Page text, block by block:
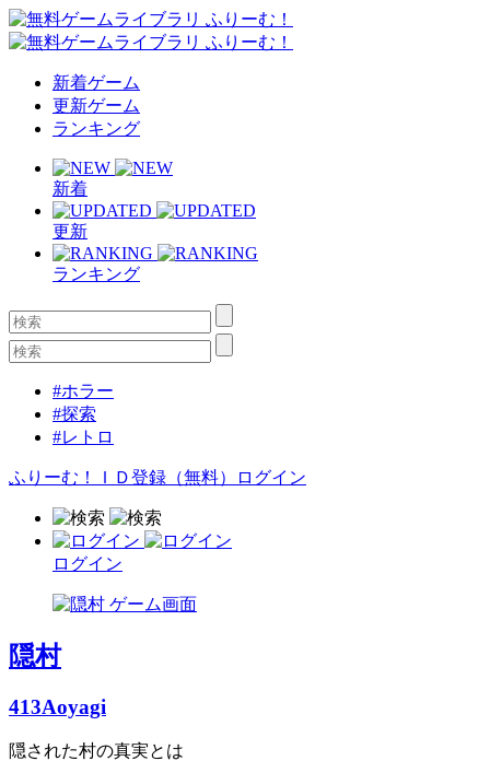
新着ゲーム
更新ゲーム
ランキング
新着
更新
ランキング
#ホラー
#探索
#レトロ
ふりーむ！ＩＤ登録（無料） ログイン
ログイン
隠村
413Aoyagi
隠された村の真実とは